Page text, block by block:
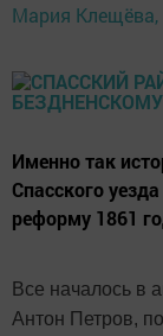
Мария Клещёва,
Именно так
Спасского
реформу 1861
Все началось в
Антон Петров,